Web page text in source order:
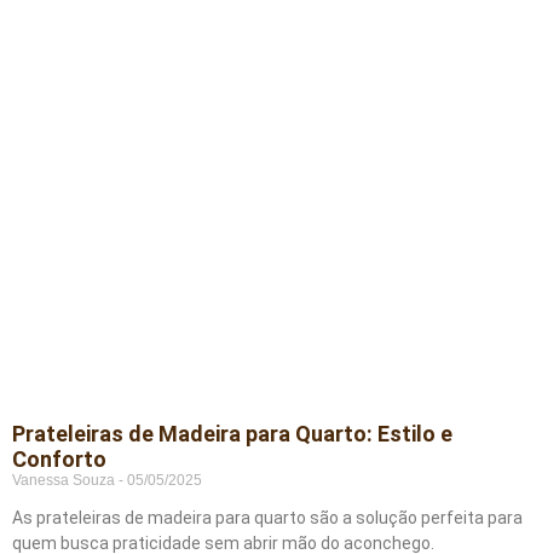
Prateleiras de Madeira para Quarto: Estilo e
Conforto
Vanessa Souza 05/05/2025
As prateleiras de madeira para quarto são a solução perfeita para
quem busca praticidade sem abrir mão do aconchego.